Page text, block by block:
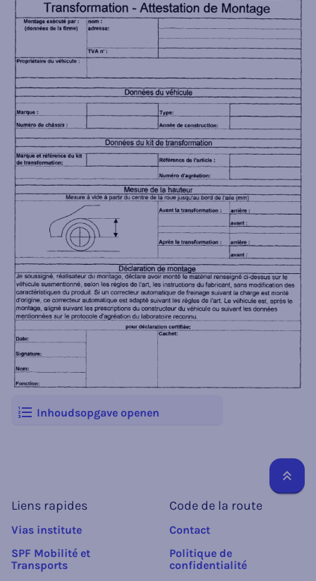
Inhoudsopgave openen
Liens rapides
Vias institute
SPF Mobilité et
Transports
Code de la route
Contact
Politique de
confidentialité